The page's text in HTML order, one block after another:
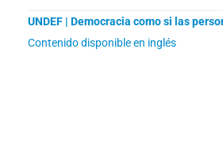
UNDEF | Democracia como si las
Contenido disponible en inglés